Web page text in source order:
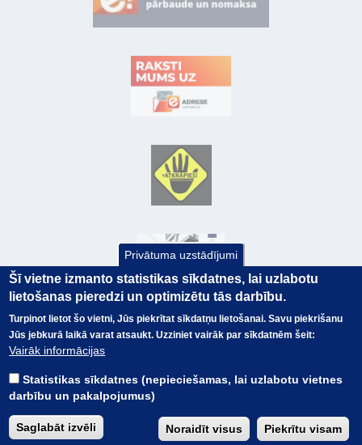
© Valsts kase 2017
Visas tiesības
EK GRĀMATVEDĪBAS KURSS
TERMINI
BUJ
PIEKĻŪSTAMĪBAS PAZIŅOJUMS
Privātuma uzstādījumi
Šī vietne izmanto statistikas sīkdatnes, lai uzlabotu
lietošanas pieredzi un optimizētu tās darbību.
Turpinot lietot šo vietni, Jūs piekrītat sīkdatņu lietošanai. Savu piekrišanu
Jūs jebkurā laikā varat atsaukt. Uzziniet vairāk par sīkdatnēm šeit:
Vairāk informācijas
Statistikas sīkdatnes (nepieciešamas, lai uzlabotu vietnes
darbību un pakalpojumus)
Saglabāt izvēli Noraidīt visus Piekrītu visam